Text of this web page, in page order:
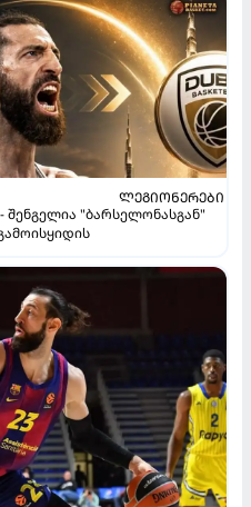
ᲚᲔᲒᲘᲝᲜᲔᲠᲔᲑᲘ
შენგელია "ბარსელონასგან"